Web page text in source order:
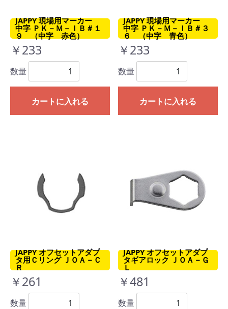
JAPPY 現場用マーカー
中字 ＰＫ－Ｍ－ＩＢ＃１
９ （中字 赤色）
￥233
数量
カートに入れる
JAPPY 現場用マーカー
中字 ＰＫ－Ｍ－ＩＢ＃３
６ （中字 青色）
￥233
数量
カートに入れる
JAPPY オフセットアダプ
タ用Ｃリング ＪＯＡ－Ｃ
Ｒ
￥261
数量
JAPPY オフセットアダプ
タギアロック ＪＯＡ－Ｇ
Ｌ
￥481
数量